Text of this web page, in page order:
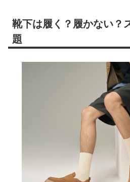
靴下は履く？履かない？
題